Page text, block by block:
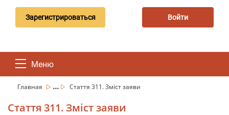
Зарегистрироваться Войти
Меню
Главная ... Стаття 311. Зміст заяви
Стаття 311. Зміст заяви